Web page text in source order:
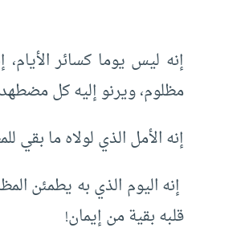
إنه ليس يوما كسائر
مظلوم، ويرنو إليه كل
إنه الأمل الذي لولاه ما بقي
إنه اليوم الذي به يطمئن
قلبه بقية من إيمان!